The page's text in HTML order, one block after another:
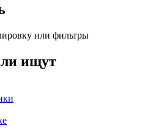
или фильтры
ищут